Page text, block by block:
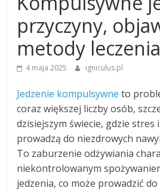
przyczyny,
metody leczenia
4 maja 2025 igniculus.pl
Jedzenie kompulsywne to
coraz większej liczby osób,
dzisiejszym świecie, gdzie stres
prowadzą do niezdrowych
To zaburzenie odżywiania
niekontrolowanym
jedzenia, co może prowadzić